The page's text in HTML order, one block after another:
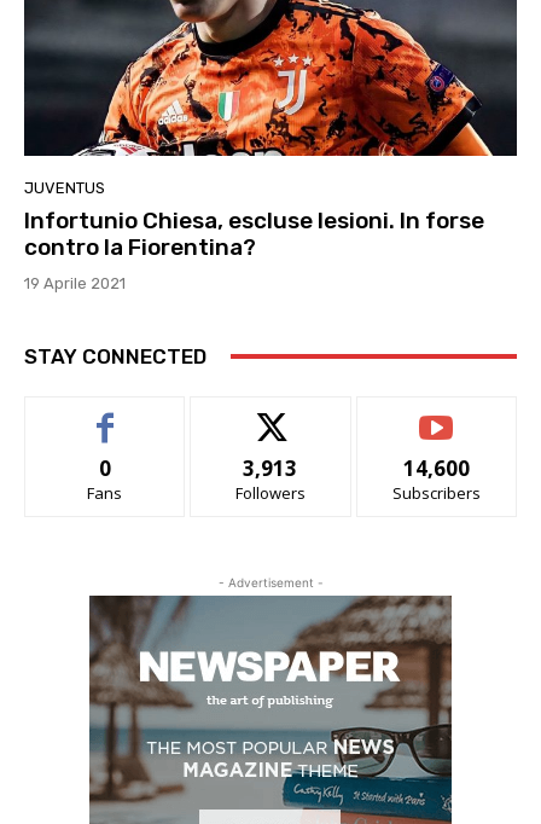
JUVENTUS
Infortunio Chiesa, escluse lesioni. In forse
contro la Fiorentina?
19 Aprile 2021
STAY CONNECTED
0
Fans
3,913
Followers
14,600
Subscribers
- Advertisement -